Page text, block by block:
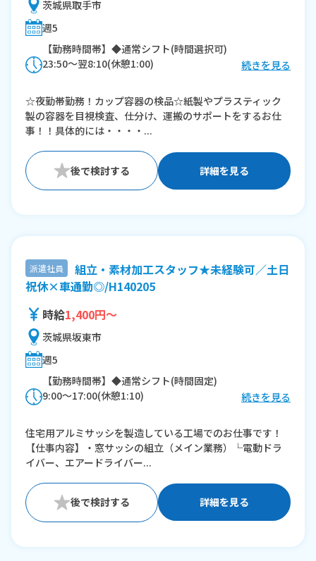
茨城県取手市
週5
【勤務時間帯】◆通常シフト(時間選択可)
23:50〜翌8:10(休憩1:00)
※残業：0時間程度/月
続きを見る
☆夜勤帯勤務！カップ容器の検品☆紙製やプラスティック
製の容器を目視検査、仕分け、運搬のサポートをするお仕
事！！具体的には・・・・...
詳細を見る
派遣社員
組立・素材加工スタッフ★未経験可／土日
祝休×車通勤◎/H140205
時給1,400円～
茨城県坂東市
週5
【勤務時間帯】◆通常シフト(時間固定)
9:00〜17:00(休憩1:10)
※残業：40〜45時間程度/月
続きを見る
住宅用アルミサッシを製造している工場でのお仕事です！
【仕事内容】・窓サッシの組立（メイン業務）└電動ドラ
イバー、エアードライバー...
詳細を見る